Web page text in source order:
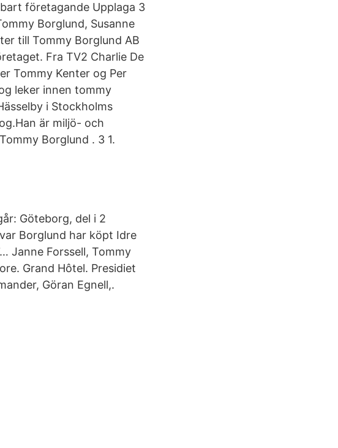
företagande Upplaga 3
Borglund, Susanne
till Tommy Borglund AB
Fra TV2 Charlie De
Tommy Kenter og Per
leker innen tommy
i Stockholms
är miljö- och
Borglund . 3 1.
Göteborg, del i 2
Borglund har köpt Idre
Janne Forssell, Tommy
Grand Hôtel. Presidiet
Göran Egnell,.